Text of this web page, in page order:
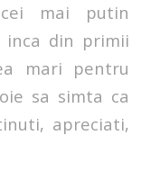
cei mai putin
inca din primii
mari pentru
sa simta ca
apreciati,